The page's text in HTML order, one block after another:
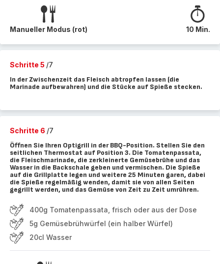
Manueller Modus (rot) 10 Min.
Schritte 5 /7
In der Zwischenzeit das Fleisch abtropfen lassen (die
Marinade aufbewahren) und die Stücke auf Spieße stecken.
Schritte 6 /7
Öffnen Sie Ihren Optigrill in der BBQ-Position. Stellen Sie den
seitlichen Thermostat auf Position 3. Die Tomatenpassata,
die Fleischmarinade, die zerkleinerte Gemüsebrühe und das
Wasser in die Backschale geben und vermischen. Die Spieße
auf die Grillplatte legen und weitere 25 Minuten garen, dabei
die Spieße regelmäßig wenden, damit sie von allen Seiten
gegrillt werden, und das Gemüse von Zeit zu Zeit umrühren.
400g Tomatenpassata, frisch oder aus der Dose
5g Gemüsebrühwürfel (ein halber Würfel)
20cl Wasser